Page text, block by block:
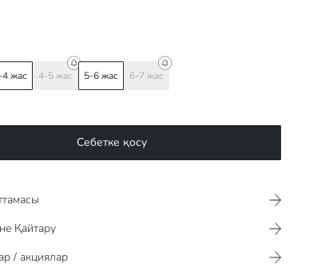
жас 4-5 жас 5-6 жас 6-7 жас
Себетке қосу
Қайтару
/ акциялар